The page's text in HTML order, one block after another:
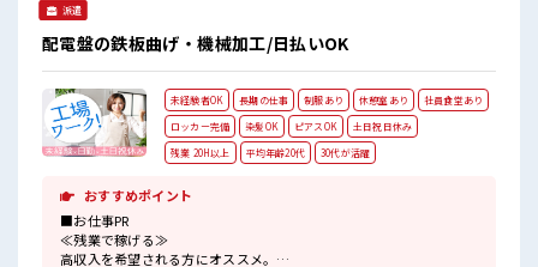
いきましょ！ 一息つける休憩スペースもあります！
派遣
配電盤の鉄板曲げ・機械加工/日払いOK
未経験者OK 長期の仕事 制服あり 休憩室あり
社員食堂あり
ロッカー完備
染髪OK ピアスOK
土日祝日休み
残業 20H以上
平均年齢20代 30代が活躍
おすすめポイント
■お仕事PR
≪残業で稼げる≫
高収入を希望される方にオススメ。